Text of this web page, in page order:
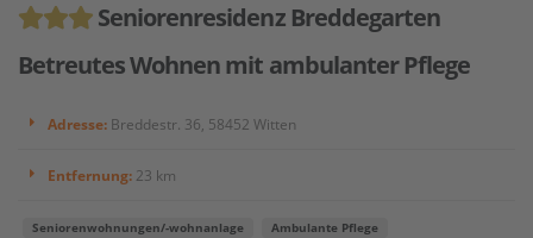
Seniorenresidenz Breddegarten
Betreutes Wohnen mit ambulanter Pflege
Adresse: Breddestr. 36, 58452 Witten
Entfernung: 23 km
Seniorenwohnungen/-wohnanlage Ambulante Pflege